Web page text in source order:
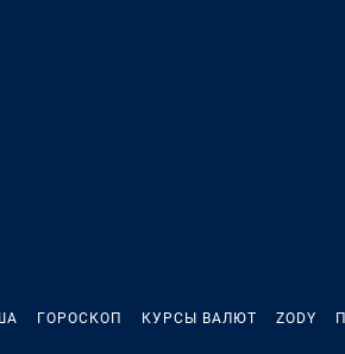
ГОРОСКОП КУРСЫ ВАЛЮТ ZODY